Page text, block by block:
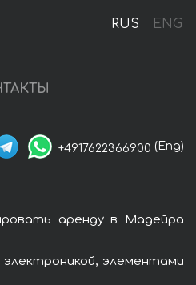
RUS ENG
+4917622366900 (Eng)
аренду в Мадейра
элементами